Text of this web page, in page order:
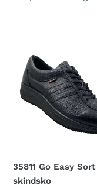
Easy
Sort
skindsko
35811 Go Easy Sort
skindsko